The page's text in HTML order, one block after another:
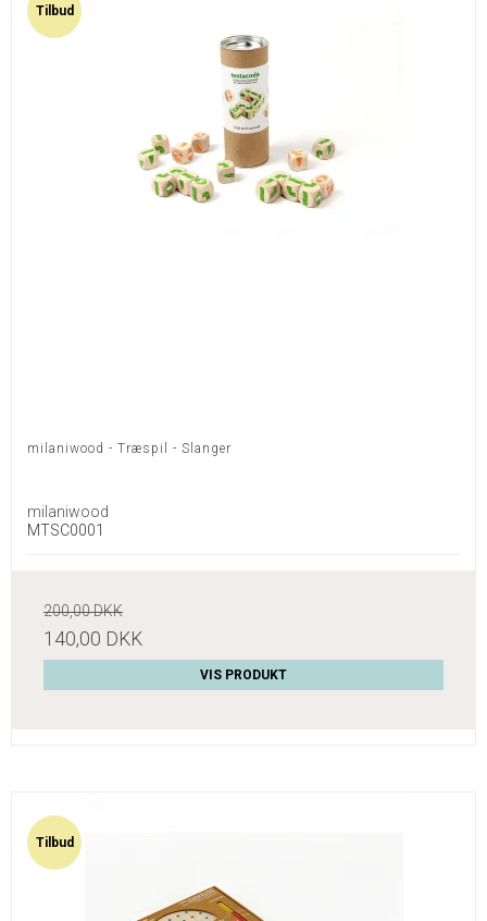
Tilbud
milaniwood - Træspil - Slanger
milaniwood
MTSC0001
200,00 DKK
140,00 DKK
VIS PRODUKT
Tilbud